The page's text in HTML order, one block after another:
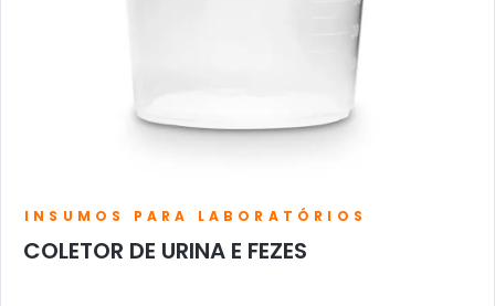
INSUMOS PARA LABORATÓRIOS
COLETOR DE URINA E FEZES